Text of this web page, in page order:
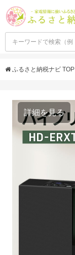
ふるさと納税ナビ TOP
詳細を見る